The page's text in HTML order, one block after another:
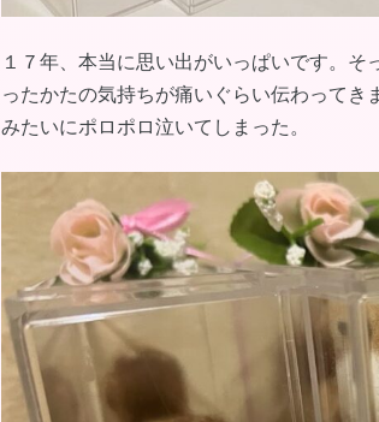
１７年、本当に思い出がいっぱいです。
ったかたの気持ちが痛いぐらい伝わって
みたいにポロポロ泣いてしまった。